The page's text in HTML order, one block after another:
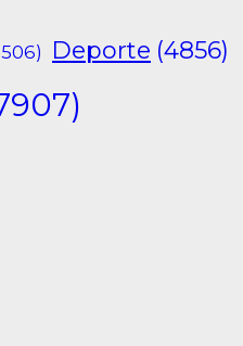
Deporte (4856)